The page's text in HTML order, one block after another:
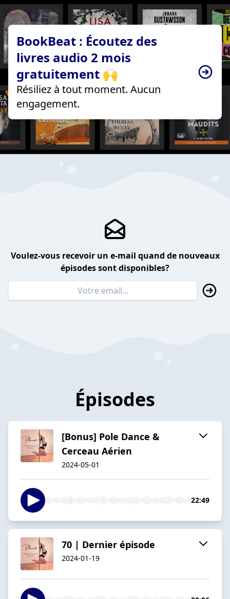
BookBeat : Écoutez des
livres audio 2 mois
gratuitement 🙌
Résiliez à tout moment. Aucun
engagement.
Voulez-vous recevoir un e-mail quand de nouveaux
épisodes sont disponibles?
Épisodes
[Bonus] Pole Dance &
Cerceau Aérien
2024-05-01
22:49
70 | Dernier épisode
2024-01-19